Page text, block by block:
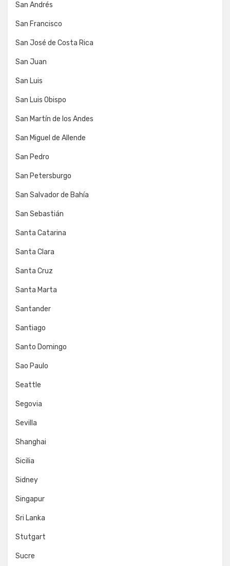
San Andrés
San Francisco
San José de Costa Rica
San Juan
San Luis
San Luis Obispo
San Martín de los Andes
San Miguel de Allende
San Pedro
San Petersburgo
San Salvador de Bahía
San Sebastián
Santa Catarina
Santa Clara
Santa Cruz
Santa Marta
Santander
Santiago
Santo Domingo
Sao Paulo
Seattle
Segovia
Sevilla
Shanghai
Sicilia
Sidney
Singapur
Sri Lanka
Stutgart
Sucre